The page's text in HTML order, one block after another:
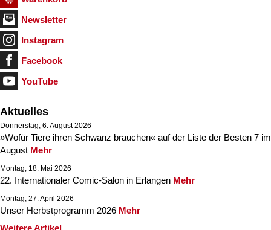
Newsletter
Instagram
Facebook
YouTube
Aktuelles
Donnerstag, 6. August 2026
»Wofür Tiere ihren Schwanz brauchen« auf der Liste der Besten 7 im
August Mehr
Montag, 18. Mai 2026
22. Internationaler Comic-Salon in Erlangen Mehr
Montag, 27. April 2026
Unser Herbstprogramm 2026 Mehr
Weitere Artikel